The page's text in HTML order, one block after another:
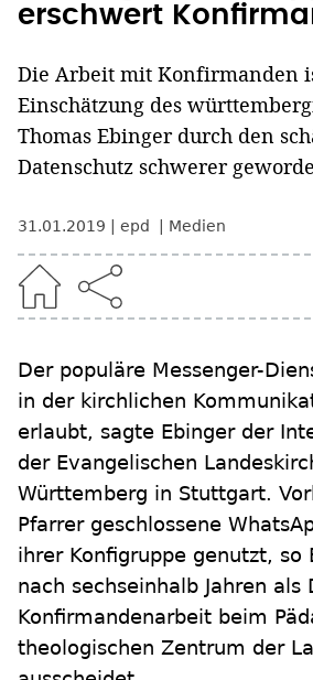
erschwert
Die Arbeit mit Konfirmanden
Einschätzung des
Thomas Ebinger durch den
Datenschutz schwerer
31.01.2019 epd Medien
Der populäre Messenger-
in der kirchlichen
erlaubt, sagte Ebinger der
der Evangelischen
Württemberg in Stuttgart.
Pfarrer geschlossene
ihrer Konfigruppe genutzt, so
nach sechseinhalb Jahren als
Konfirmandenarbeit beim
theologischen Zentrum der